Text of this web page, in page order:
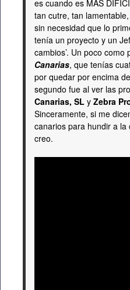
es cuando es MÁS
tan cutre, tan
sin necesidad que lo
tenía un proyecto y un
cambios’. Un poco como
Canarias, que tenías
por quedar por encima
segundo fue al ver las
Canarias, SL y Zebra
Sinceramente, si me
canarios para hundir a la
creo.